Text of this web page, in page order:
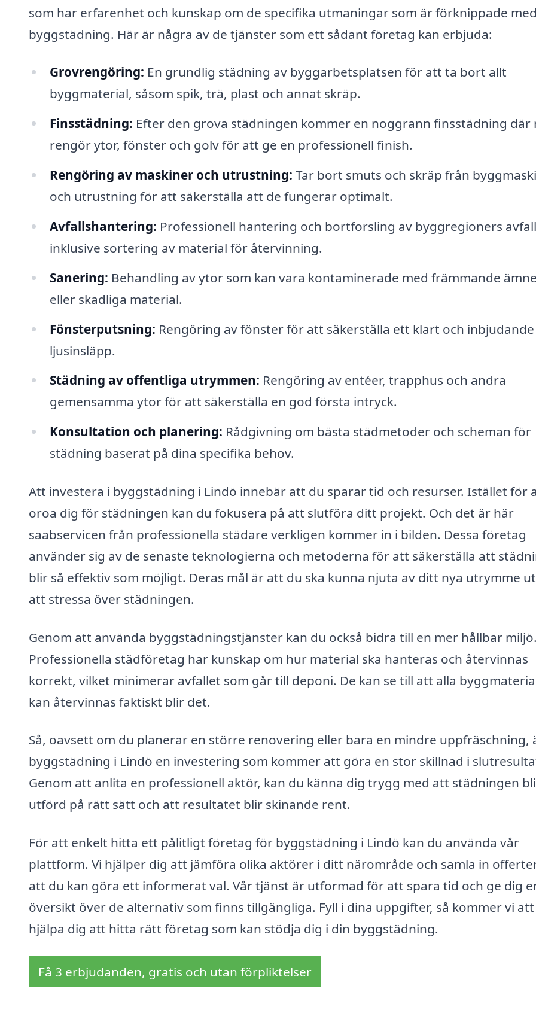
som har erfarenhet och kunskap om de specifika utmaningar som är förknippade
byggstädning. Här är några av de tjänster som ett sådant företag kan erbjuda:
Grovrengöring: En grundlig städning av byggarbetsplatsen för att ta bort allt
byggmaterial, såsom spik, trä, plast och annat skräp.
Finsstädning: Efter den grova städningen kommer en noggrann finsstädning där
rengör ytor, fönster och golv för att ge en professionell finish.
Rengöring av maskiner och utrustning: Tar bort smuts och skräp från
och utrustning för att säkerställa att de fungerar optimalt.
Avfallshantering: Professionell hantering och bortforsling av byggregioners
inklusive sortering av material för återvinning.
Sanering: Behandling av ytor som kan vara kontaminerade med främmande
eller skadliga material.
Fönsterputsning: Rengöring av fönster för att säkerställa ett klart och inbjudande
ljusinsläpp.
Städning av offentliga utrymmen: Rengöring av entéer, trapphus och andra
gemensamma ytor för att säkerställa en god första intryck.
Konsultation och planering: Rådgivning om bästa städmetoder och scheman för
städning baserat på dina specifika behov.
Att investera i byggstädning i Lindö innebär att du sparar tid och resurser. Istället för
oroa dig för städningen kan du fokusera på att slutföra ditt projekt. Och det är här
saabservicen från professionella städare verkligen kommer in i bilden. Dessa företag
använder sig av de senaste teknologierna och metoderna för att säkerställa att
blir så effektiv som möjligt. Deras mål är att du ska kunna njuta av ditt nya utrymme
att stressa över städningen.
Genom att använda byggstädningstjänster kan du också bidra till en mer hållbar
Professionella städföretag har kunskap om hur material ska hanteras och återvinnas
korrekt, vilket minimerar avfallet som går till deponi. De kan se till att alla
kan återvinnas faktiskt blir det.
Så, oavsett om du planerar en större renovering eller bara en mindre uppfräschning,
byggstädning i Lindö en investering som kommer att göra en stor skillnad i
Genom att anlita en professionell aktör, kan du känna dig trygg med att städningen
utförd på rätt sätt och att resultatet blir skinande rent.
För att enkelt hitta ett pålitligt företag för byggstädning i Lindö kan du använda vår
plattform. Vi hjälper dig att jämföra olika aktörer i ditt närområde och samla in
att du kan göra ett informerat val. Vår tjänst är utformad för att spara tid och ge dig
översikt över de alternativ som finns tillgängliga. Fyll i dina uppgifter, så kommer vi att
hjälpa dig att hitta rätt företag som kan stödja dig i din byggstädning.
Få 3 erbjudanden, gratis och utan förpliktelser